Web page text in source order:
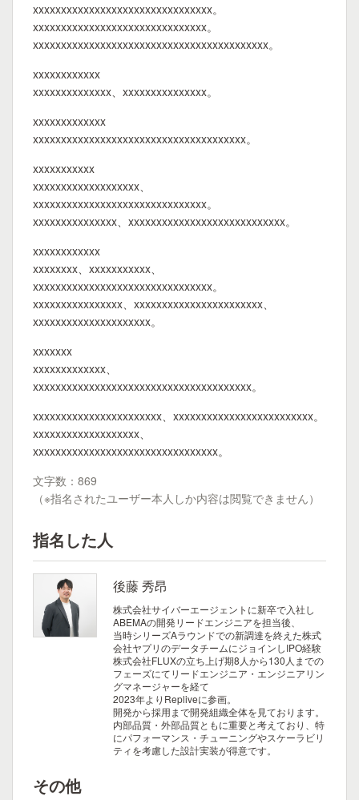
xxxxxxxxxxxxxxxxxxxxxxxxxxxxxxxx。
xxxxxxxxxxxxxxxxxxxxxxxxxxxxxxx。
xxxxxxxxxxxxxxxxxxxxxxxxxxxxxxxxxxxxxxxxxx。
xxxxxxxxxxxx
xxxxxxxxxxxxxx、xxxxxxxxxxxxxxx。
xxxxxxxxxxxxx
xxxxxxxxxxxxxxxxxxxxxxxxxxxxxxxxxxxxxx。
xxxxxxxxxxx
xxxxxxxxxxxxxxxxxxx、
xxxxxxxxxxxxxxxxxxxxxxxxxxxxxxx。
xxxxxxxxxxxxxxx、xxxxxxxxxxxxxxxxxxxxxxxxxxxx。
xxxxxxxxxxxx
xxxxxxxx、xxxxxxxxxxx、
xxxxxxxxxxxxxxxxxxxxxxxxxxxxxxxx。
xxxxxxxxxxxxxxxx、xxxxxxxxxxxxxxxxxxxxxxx、
xxxxxxxxxxxxxxxxxxxxx。
xxxxxxx
xxxxxxxxxxxxx、
xxxxxxxxxxxxxxxxxxxxxxxxxxxxxxxxxxxxxxx。
xxxxxxxxxxxxxxxxxxxxxxx、xxxxxxxxxxxxxxxxxxxxxxxxx。
xxxxxxxxxxxxxxxxxxx、
xxxxxxxxxxxxxxxxxxxxxxxxxxxxxxxxx。
文字数：869
（※指名されたユーザー本人しか内容は閲覧できません）
指名した人
後藤 秀昂
株式会社サイバーエージェントに新卒で入社し
ABEMAの開発リードエンジニアを担当後、
当時シリーズAラウンドでの新調達を終えた株式
会社ヤプリのデータチームにジョインしIPO経験
株式会社FLUXの立ち上げ期8人から130人までの
フェーズにてリードエンジニア・エンジニアリン
グマネージャーを経て
2023年よりRepliveに参画。
開発から採用まで開発組織全体を見ております。
内部品質・外部品質ともに重要と考えており、特
にパフォーマンス・チューニングやスケーラビリ
ティを考慮した設計実装が得意です。
その他